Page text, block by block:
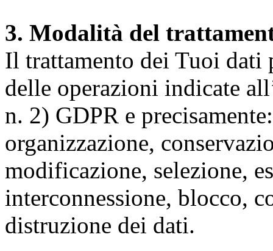
3. Modalità del
Il trattamento dei Tuoi dati
delle operazioni indicate
n. 2) GDPR e
organizzazione,
modificazione, selezione,
interconnessione, blocco,
distruzione dei dati.